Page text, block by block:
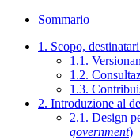
Sommario
1. Scopo,
1.1.
1.2.
1.3.
2. Introduzione al
2.1. Design
government)